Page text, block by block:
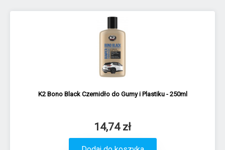
K2 Bono Black Czernidło do Gumy i Plastiku - 250ml
14,74 zł